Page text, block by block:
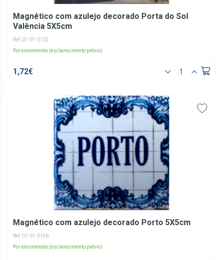
Magnético com azulejo decorado Porta do Sol
Valência 5X5cm
Ref: 01.01.0155
Por encomenda (esclarecimento prévio)
1,72€
Magnético com azulejo decorado Porto 5X5cm
Ref: 01.01.0156
Por encomenda (esclarecimento prévio)